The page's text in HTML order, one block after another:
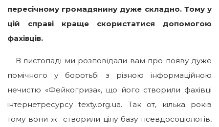
пересічному громадянину дуже складно. Тому у
цій справі краще скористатися допомогою
фахівців.
В листопаді ми розповідали вам про появу дуже
помічного у боротьбі з різною інформаційною
нечистю «Фейкогриза», що його створили фахівці
інтернетресурсу texty.org.ua. Так от, кілька років
тому вони ж створили цілу базу псевдосоціологів,